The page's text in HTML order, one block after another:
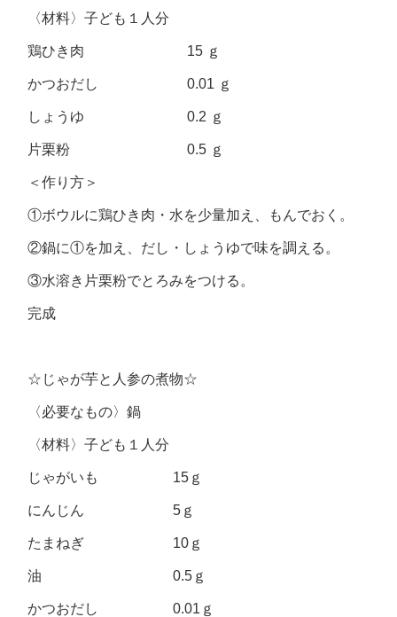
〈材料〉子ども１人分
鶏ひき肉 15 ｇ
かつおだし 0.01 ｇ
しょうゆ 0.2 ｇ
片栗粉 0.5 ｇ
＜作り方＞
①ボウルに鶏ひき肉・水を少量加え、もんでおく。
②鍋に①を加え、だし・しょうゆで味を調える。
③水溶き片栗粉でとろみをつける。
完成
☆じゃが芋と人参の煮物☆
〈必要なもの〉鍋
〈材料〉子ども１人分
じゃがいも 15ｇ
にんじん 5ｇ
たまねぎ 10ｇ
油 0.5ｇ
かつおだし 0.01ｇ